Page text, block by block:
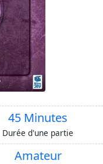
45 Minutes
Durée d'une partie
Amateur